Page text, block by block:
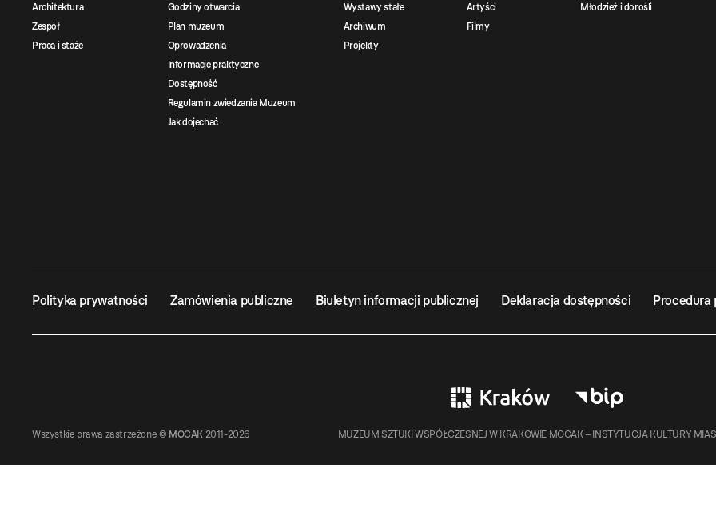
Architektura
Zespół
Praca i staże
Godziny otwarcia
Plan muzeum
Oprowadzenia
Informacje praktyczne
Dostępność
Regulamin zwiedzania Muzeum
Jak dojechać
Wystawy stałe
Archiwum
Projekty
Artyści
Filmy
Młodzież i dorośli
Polityka prywatności Zamówienia publiczne Biuletyn informacji publicznej Deklaracja dostępności Procedura
Wszystkie prawa zastrzeżone © MOCAK 2011-2026 MUZEUM SZTUKI WSPÓŁCZESNEJ W KRAKOWIE MOCAK – INSTYTUCJA KULTURY